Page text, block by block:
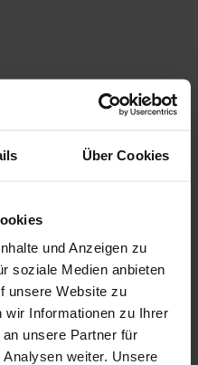
Über Cookies
und Anzeigen zu
soziale Medien anbieten
unsere Website zu
wir Informationen zu Ihrer
unsere Partner für
weiter. Unsere